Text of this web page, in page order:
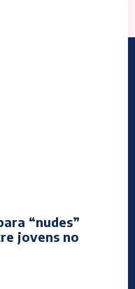
“nudes”
jovens no